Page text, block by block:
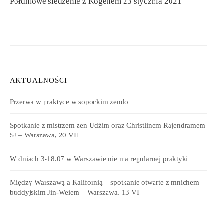
AKTUALNOŚCI
Przerwa w praktyce w sopockim zendo
Spotkanie z mistrzem zen Udżim oraz Christlinem Rajendramem
SJ – Warszawa, 20 VII
W dniach 3-18.07 w Warszawie nie ma regularnej praktyki
Między Warszawą a Kalifornią – spotkanie otwarte z mnichem
buddyjskim Jin-Weiem – Warszawa, 13 VI